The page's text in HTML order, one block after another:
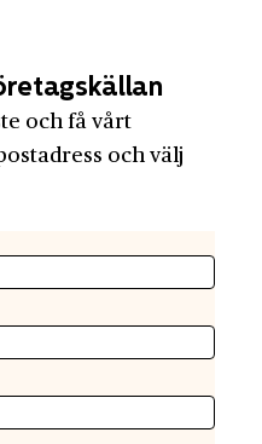
och få vårt
och välj